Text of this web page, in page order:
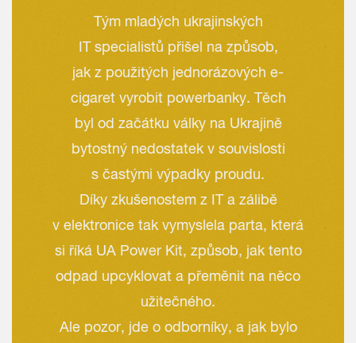
Tým mladých ukrajinských
IT specialistů přišel na způsob,
jak z použitých jednorázových e-
cigaret vyrobit powerbanky. Těch
byl od začátku války na Ukrajině
bytostný nedostatek v souvislosti
s častými výpadky proudu.
Díky zkušenostem z IT a zálibě
v elektronice tak vymyslela parta, která
si říká UA Power Kit, způsob, jak tento
odpad upcyklovat a přeměnit na něco
užitečného.
Ale pozor, jde o odborníky, a jak bylo